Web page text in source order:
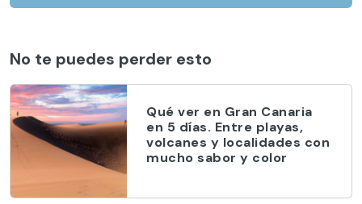
No te puedes perder esto
Qué ver en Gran Canaria
en 5 días. Entre playas,
volcanes y localidades con
mucho sabor y color